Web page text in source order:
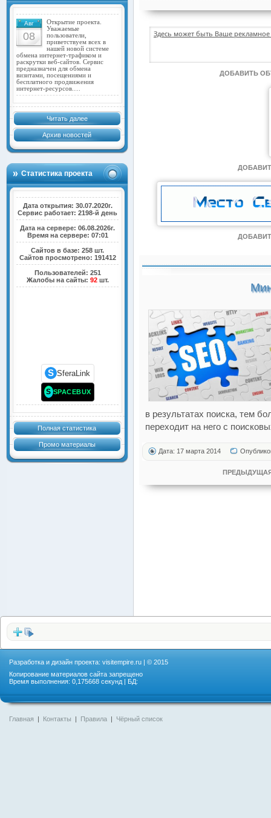
Авг
08
Открытие проекта.
Уважаемые
пользователи,
приветствуем всех в
нашей новой системе
обмена интернет-трафиком и
раскрутки веб-сайтов. Сервис
предназначен для обмена
визитами, посещениями и
бесплатного продвижения
интернет-ресурсов.…
Читать далее
Архив новостей
Статистика проекта
Дата открытия: 30.07.2020г.
Сервис работает: 2198-й день
Дата на сервере: 06.08.2026г.
Время на сервере: 07:01
Сайтов в базе: 258 шт.
Сайтов просмотрено: 191412
Пользователей: 251
Жалобы на сайты: 92шт.
S SferaLink
S SPACEBUX
Полная статистика
Промо материалы
Здесь может быть Ваше
ДОБАВИТЬ
в результатах поиска, тем
переходит на него с
Дата: 17 марта 2014
Разработка и дизайн проекта: visitempire.ru | © 2015
Копирование материалов сайта запрещено
Время выполнения: 0,175668 секунд | БД:
Главная | Контакты | Правила | Чёрный список